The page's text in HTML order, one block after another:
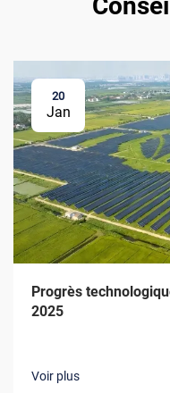
20
Jan
Progrès
2025
Voir plus